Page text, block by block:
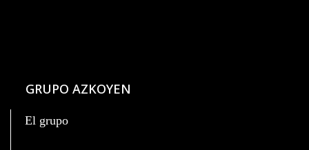
GRUPO AZKOYEN
El grupo